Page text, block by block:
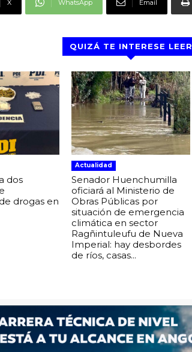
X WhatsApp Email
QUIZÁ TE INTERESE LEER
dos
drogas en
Actualidad
Senador Huenchumilla
oficiará al Ministerio de
Obras Públicas por
situación de emergencia
climática en sector
Ragñintuleufu de Nueva
Imperial: hay desbordes
de ríos, casas...